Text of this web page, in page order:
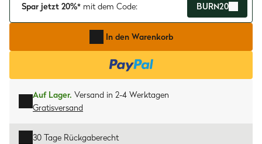
Spar jetzt 20%* mit dem Code: BURN20
In den Warenkorb
Auf Lager. Versand in 2-4 Werktagen
Gratisversand
30 Tage Rückgaberecht